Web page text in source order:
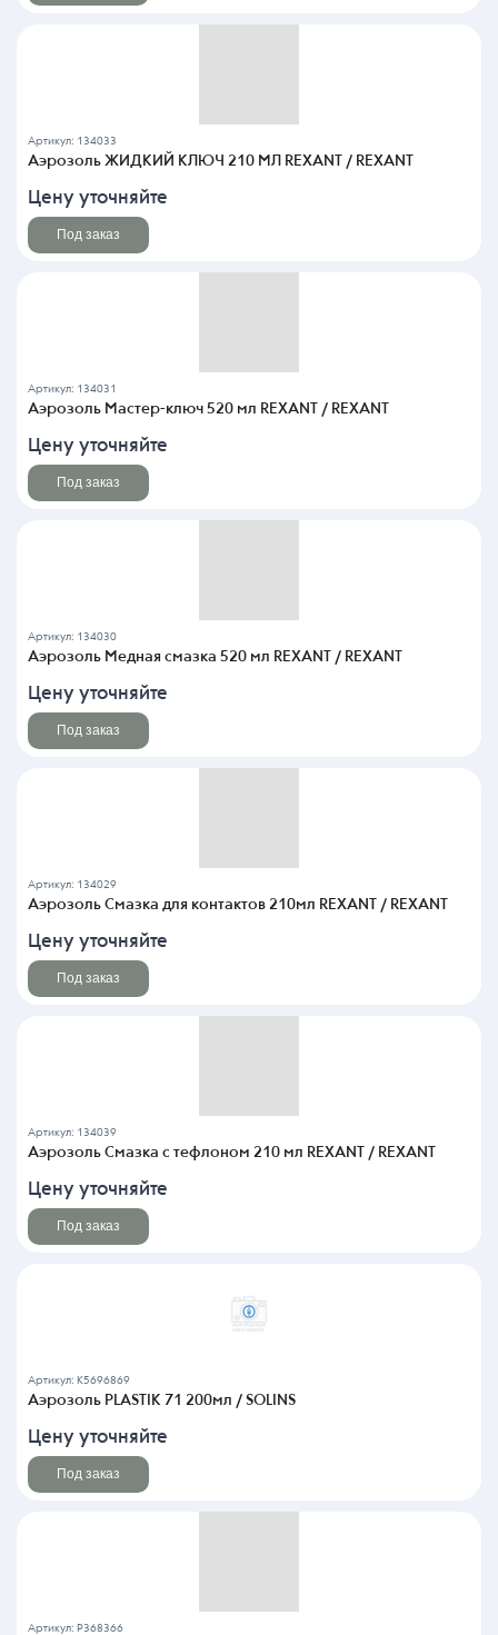
Артикул: 134033
Аэрозоль ЖИДКИЙ КЛЮЧ 210 МЛ REXANT / REXANT
Цену уточняйте
Под заказ
Артикул: 134031
Аэрозоль Мастер-ключ 520 мл REXANT / REXANT
Цену уточняйте
Под заказ
Артикул: 134030
Аэрозоль Медная смазка 520 мл REXANT / REXANT
Цену уточняйте
Под заказ
Артикул: 134029
Аэрозоль Смазка для контактов 210мл REXANT / REXANT
Цену уточняйте
Под заказ
Артикул: 134039
Аэрозоль Смазка с тефлоном 210 мл REXANT / REXANT
Цену уточняйте
Под заказ
Артикул: K5696869
Аэрозоль PLASTIK 71 200мл / SOLINS
Цену уточняйте
Под заказ
Артикул: P368366